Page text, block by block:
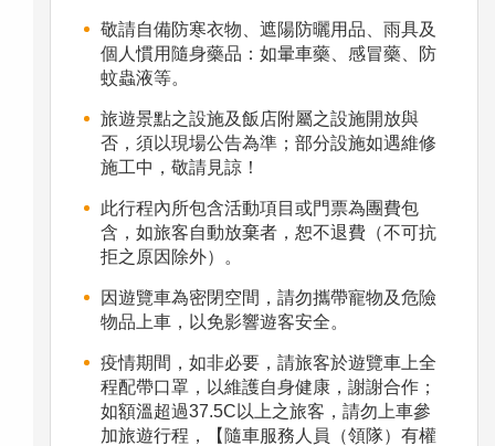
敬請自備防寒衣物、遮陽防曬用品、雨具及
個人慣用隨身藥品：如暈車藥、感冒藥、防
蚊蟲液等。
旅遊景點之設施及飯店附屬之設施開放與
否，須以現場公告為準；部分設施如遇維修
施工中，敬請見諒！
此行程內所包含活動項目或門票為團費包
含，如旅客自動放棄者，恕不退費（不可抗
拒之原因除外）。
因遊覽車為密閉空間，請勿攜帶寵物及危險
物品上車，以免影響遊客安全。
疫情期間，如非必要，請旅客於遊覽車上全
程配帶口罩，以維護自身健康，謝謝合作；
如額溫超過37.5C以上之旅客，請勿上車參
加旅遊行程，【隨車服務人員（領隊）有權